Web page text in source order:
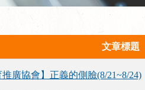
文章標題
廣協會】正義的側臉(8/21~8/24)